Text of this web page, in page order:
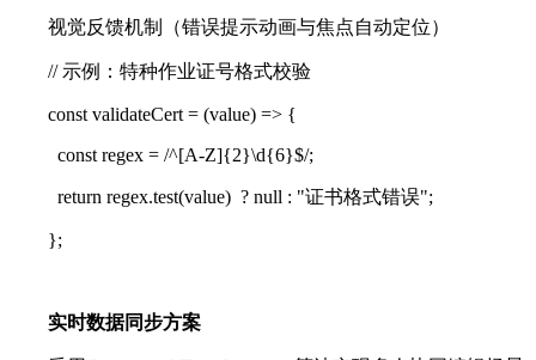
视觉反馈机制（错误提示动画与焦点自动定位）
// 示例：特种作业证号格式校验
const validateCert = (value) => {
const regex = /^[A-Z]{2}\d{6}$/;
return regex.test(value) ? null : "证书格式错误";
};
实时数据同步方案